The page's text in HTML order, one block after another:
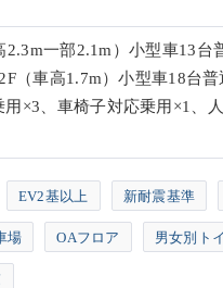
2.3m一部2.1m）小型車13台
（車高1.7m）小型車18台普
用×3、車椅子対応乗用×1、
EV2基以上 新耐震基準
場 OAフロア 男女別ト